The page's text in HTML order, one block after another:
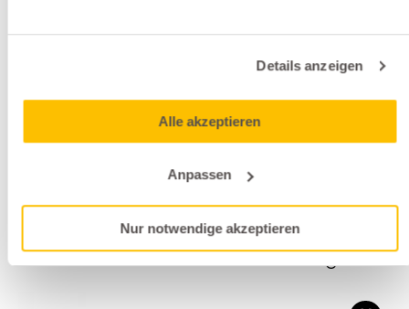
Details anzeigen
Alle akzeptieren
Anpassen
Nur notwendige akzeptieren
NOMAD